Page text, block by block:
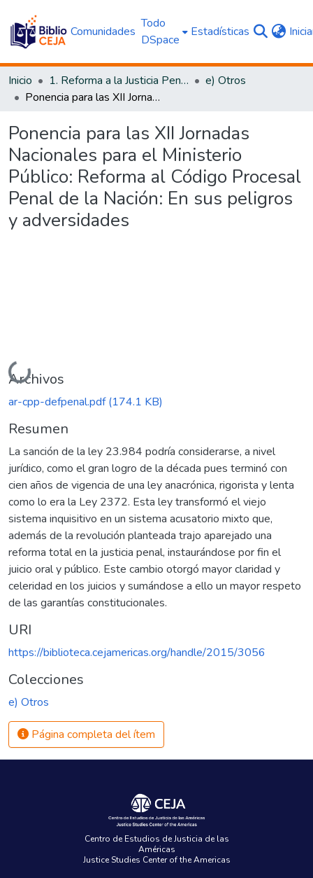
Comunidades
Todo
DSpace
Estadísticas
Inicio 1. Reforma a la Justicia Penal
e) Otros
Ponencia para las XII Jornadas Nacionales para el Ministerio Público: Reforma al Código Procesal Penal de la Nación: En sus peligros y adversidades
Ponencia para las XII Jornadas
Nacionales para el Ministerio
Público: Reforma al Código Procesal
Penal de la Nación: En sus peligros
y adversidades
Cargando...
Archivos
ar-cpp-defpenal.pdf(174.1 KB)
Resumen
La sanción de la ley 23.984 podría considerarse, a nivel
jurídico, como el gran logro de la década pues terminó con
cien años de vigencia de una ley anacrónica, rigorista y lenta
como lo era la Ley 2372. Esta ley transformó el viejo
sistema inquisitivo en un sistema acusatorio mixto que,
además de la revolución planteada trajo aparejado una
reforma total en la justicia penal, instaurándose por fin el
juicio oral y público. Este cambio otorgó mayor claridad y
celeridad en los juicios y sumándose a ello un mayor respeto
de las garantías constitucionales.
URI
https://biblioteca.cejamericas.org/handle/2015/3056
Colecciones
e) Otros
Página completa del ítem
Centro de Estudios de Justicia de las
Américas
Justice Studies Center of the Americas